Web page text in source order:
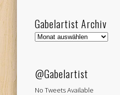
Gabelartist Archiv
Gabelartist
@Gabelartist
No Tweets Available